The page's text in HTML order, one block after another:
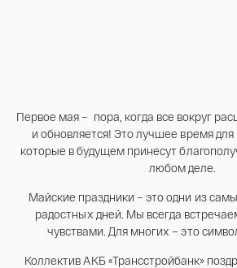
Первое мая – пора, когда все вокруг
и обновляется! Это лучшее время
которые в будущем принесут
любом деле.
Майские праздники – это одни из
радостных дней. Мы всегда
чувствами. Для многих – это
Коллектив АКБ «Трансстройбанк»